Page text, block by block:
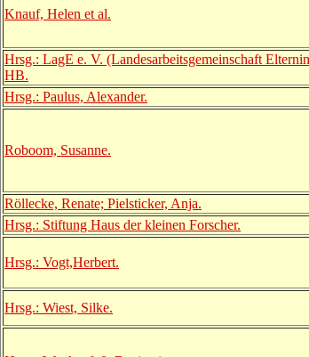
Knauf, Helen et al.
Hrsg.: LagE e. V. (Landesarbeitsgemeinschaft
HB.
Hrsg.: Paulus, Alexander.
Roboom, Susanne.
Röllecke, Renate; Pielsticker, Anja.
Hrsg.: Stiftung Haus der kleinen Forscher.
Hrsg.: Vogt,Herbert.
Hrsg.: Wiest, Silke.